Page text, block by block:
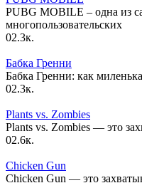
PUBG MOBILE – одна из
многопользовательских
02.3к.
Бабка Гренни
Бабка Гренни: как
02.3к.
Plants vs. Zombies
Plants vs. Zombies — это
02.6к.
Chicken Gun
Chicken Gun — это